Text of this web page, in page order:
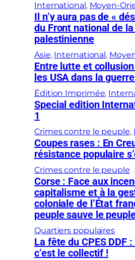
International , Moyen-
Il n’y aura pas de «
du Front national de
palestinienne
Asie, International ,
Entre lutte et
les USA dans la
Édition Imprimée,
Special edition
1
Crimes contre le peuple,
Coupes rases : En
résistance populaire
Crimes contre le peuple
Corse : Face aux
capitalisme et à la
coloniale de l’État
peuple sauve le
Quartiers populaires
La fête du CPES DDF
c’est le collectif !